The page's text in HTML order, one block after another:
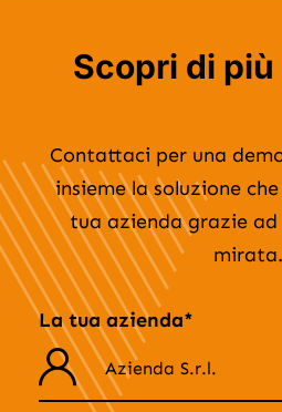
Scopri di più
Contattaci per una
insieme la soluzione
tua azienda grazie ad
mirata.
La tua azienda*